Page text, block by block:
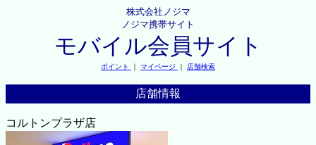
株式会社ノジマ
ノジマ携帯サイト
モバイル会員サイト
ポイント ｜ マイページ ｜ 店舗検索
店舗情報
コルトンプラザ店